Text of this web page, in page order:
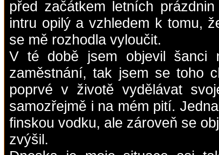
před začátkem letních
intru opilý a vzhledem k tomu,
se mě rozhodla vyloučit.
V té době jsem objevil šanci
zaměstnání, tak jsem se toho
poprvé v životě vydělávat
samozřejmě i na mém pití.
finskou vodku, ale zároveň se
zvýšil.